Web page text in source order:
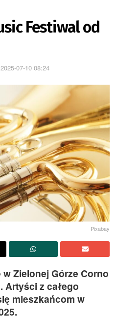
Festiwal od
2025-07-10 08:24
Pixabay
Zielonej Górze Corno
Artyści z całego
mieszkańcom w